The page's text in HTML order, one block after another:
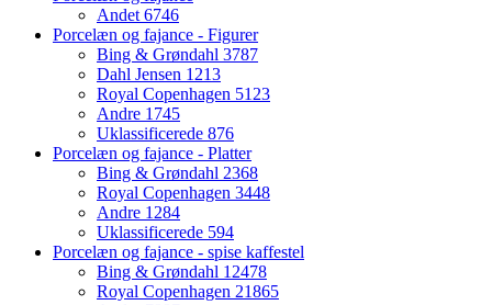
Andet6746
Porcelæn og fajance - Figurer
Bing & Grøndahl 3787
Dahl Jensen 1213
Royal Copenhagen 5123
Andre 1745
Uklassificerede 876
Porcelæn og fajance - Platter
Bing & Grøndahl 2368
Royal Copenhagen 3448
Andre 1284
Uklassificerede 594
Porcelæn og fajance - spise kaffestel
Bing & Grøndahl 12478
Royal Copenhagen 21865